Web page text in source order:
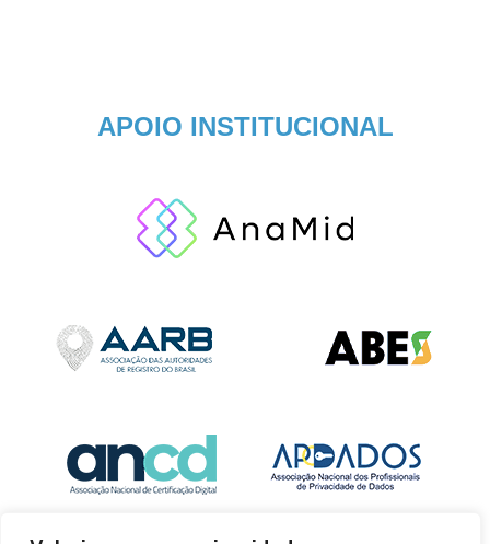
APOIO INSTITUCIONAL